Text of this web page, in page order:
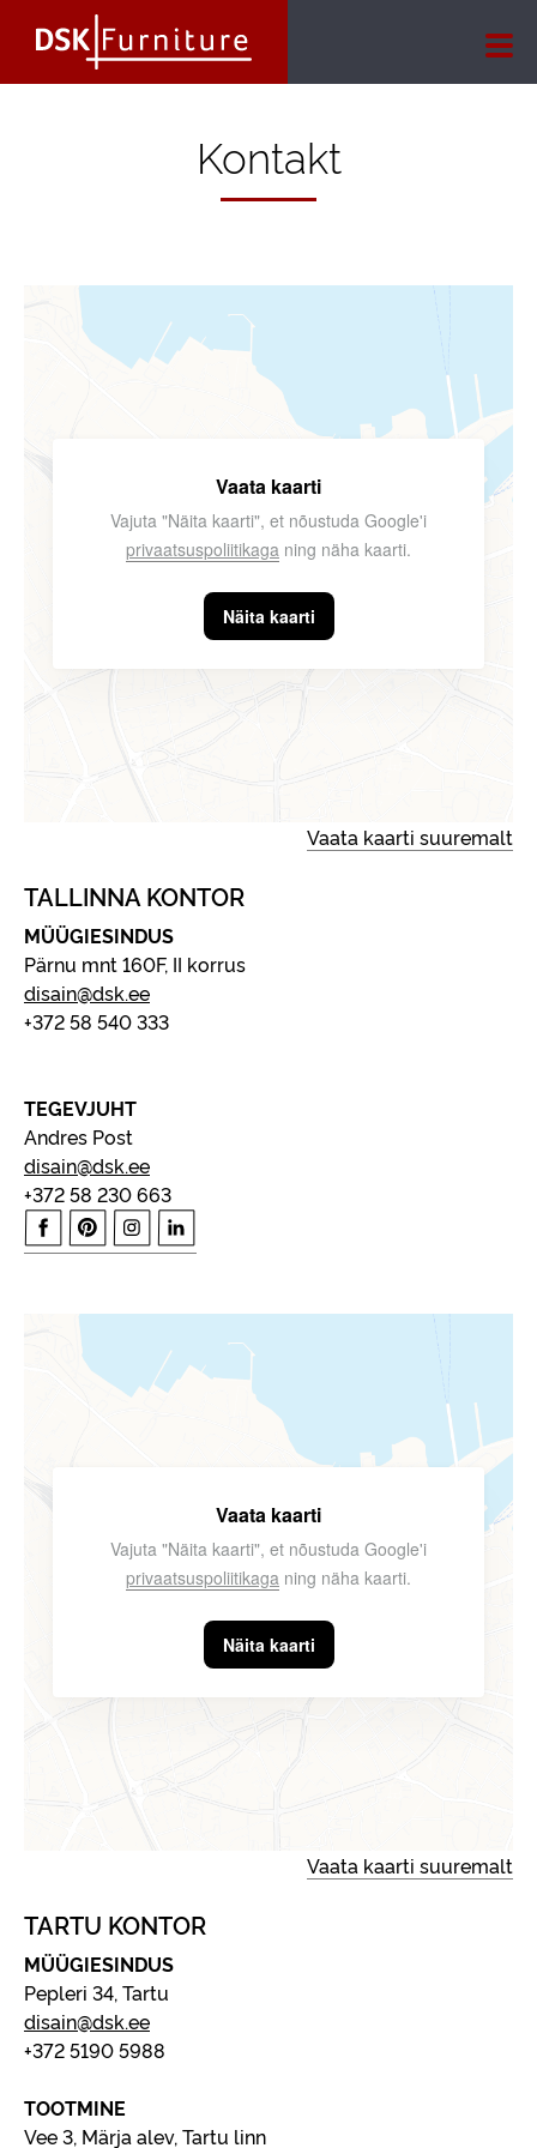
Kontakt
Vaata kaarti
Vajuta "Näita kaarti", et nõustuda Google'i
privaatsuspoliitikaga ning näha kaarti.
Näita kaarti
Vaata kaarti suuremalt
TALLINNA KONTOR
MÜÜGIESINDUS
Pärnu mnt 160F, II korrus
disain@dsk.ee
+372 58 540 333
TEGEVJUHT
Andres Post
disain@dsk.ee
+372 58 230 663
Vaata kaarti
Vajuta "Näita kaarti", et nõustuda Google'i
privaatsuspoliitikaga ning näha kaarti.
Näita kaarti
Vaata kaarti suuremalt
TARTU KONTOR
MÜÜGIESINDUS
Pepleri 34, Tartu
disain@dsk.ee
+372 5190 5988
TOOTMINE
Vee 3, Märja alev, Tartu linn